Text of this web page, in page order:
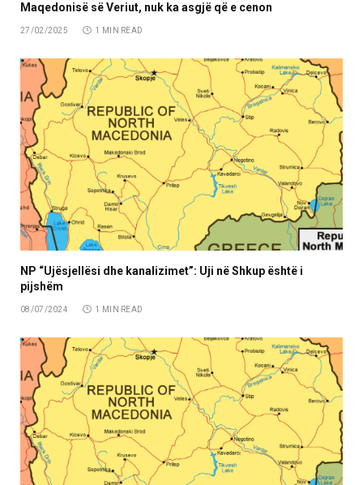
Maqedonisë së Veriut, nuk ka asgjë që e cenon
27/02/2025 1 MIN READ
NP “Ujësjellësi dhe kanalizimet”: Uji në Shkup është i
pijshëm
08/07/2024 1 MIN READ